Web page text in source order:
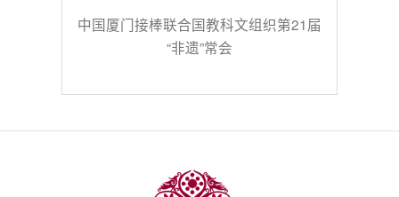
中国厦门接棒联合国教科文组织第21届
“非遗”常会